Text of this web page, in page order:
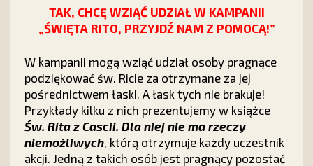
TAK, CHCĘ WZIĄĆ UDZIAŁ W KAMPANII
„ŚWIĘTA RITO, PRZYJDŹ NAM Z POMOCĄ!”
W kampanii mogą wziąć udział osoby pragnące
podziękować św. Ricie za otrzymane za jej
pośrednictwem łaski. A łask tych nie brakuje!
Przykłady kilku z nich prezentujemy w książce
Św. Rita z Cascii. Dla niej nie ma rzeczy
niemożliwych , którą otrzymuje każdy uczestnik
akcji. Jedną z takich osób jest pragnący pozostać